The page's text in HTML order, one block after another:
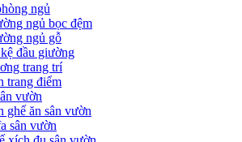
ngủ
ngủ bọc đệm
ngủ gỗ
đầu giường
trang trí
trang điểm
vườn
ghế ăn sân vườn
sân vườn